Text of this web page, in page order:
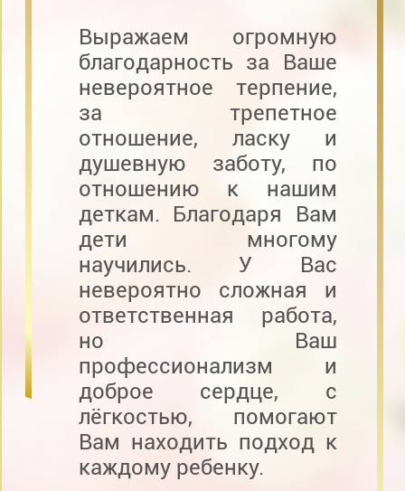
Выражаем огромную
благодарность за Ваше
невероятное терпение,
за трепетное
отношение, ласку и
душевную заботу, по
отношению к нашим
деткам. Благодаря Вам
дети многому
научились. У Вас
невероятно сложная и
ответственная работа,
но Ваш
профессионализм и
доброе сердце, с
лёгкостью, помогают
Вам находить подход к
каждому ребенку.